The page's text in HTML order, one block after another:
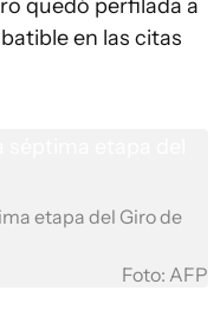
quedó perfilada a
en las citas
etapa del Giro de
Foto: AFP